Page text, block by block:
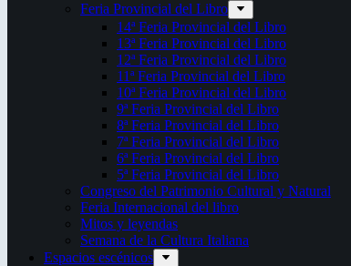
Feria Provincial del Libro
14ª Feria Provincial del Libro
13ª Feria Provincial del Libro
12ª Feria Provincial del Libro
11ª Feria Provincial del Libro
10ª Feria Provincial del Libro
9ª Feria Provincial del Libro
8ª Feria Provincial del Libro
7ª Feria Provincial del Libro
6ª Feria Provincial del Libro
5ª Feria Provincial del Libro
Congreso del Patrimonio Cultural y Natural
Feria Internacional del libro
Mitos y leyendas
Semana de la Cultura Italiana
Espacios escénicos